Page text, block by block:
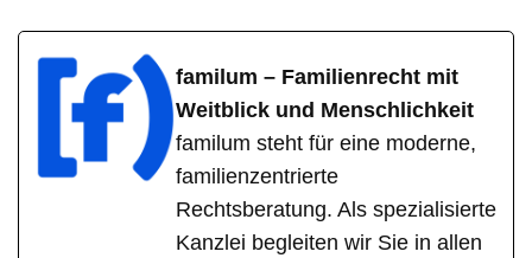
familum – Familienrecht mit
Weitblick und Menschlichkeit
familum steht für eine moderne,
familienzentrierte
Rechtsberatung. Als spezialisierte
Kanzlei begleiten wir Sie in allen